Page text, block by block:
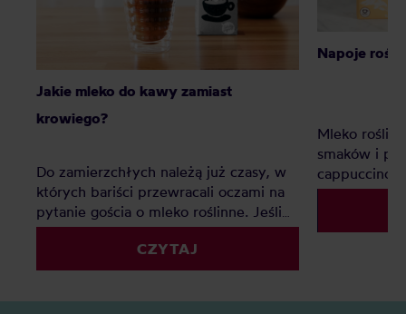
Jakie mleko do kawy zamiast
krowiego?
Do zamierzchłych należą już czasy, w
których bariści przewracali oczami na
pytanie gościa o mleko roślinne. Jeśli
zastanawiacie się, czym zastąpić mleko
do kawy, ten artykuł rozwieje Wasze
wątpliwości.
CZYTAJ
Napoje
Mleko
smaków i
cappuccino?